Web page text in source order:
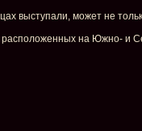
выступали, может не
расположенных на Южно- и